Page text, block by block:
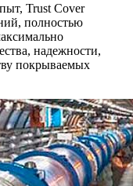
Trust Cover
полностью
надежности,
покрываемых